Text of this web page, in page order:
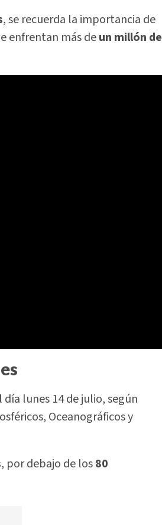
, se recuerda la importancia de
enfrentan más deun millón de
lunes 14 de julio, según
Oceanográficos y
, por debajo de los80